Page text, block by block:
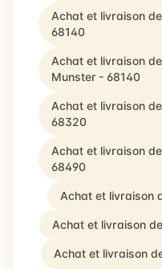
Achat et livraison
68140
Achat et livraison
Munster - 68140
Achat et livraison
68320
Achat et livraison
68490
Achat et livraison
Achat et livraison
Achat et livraison